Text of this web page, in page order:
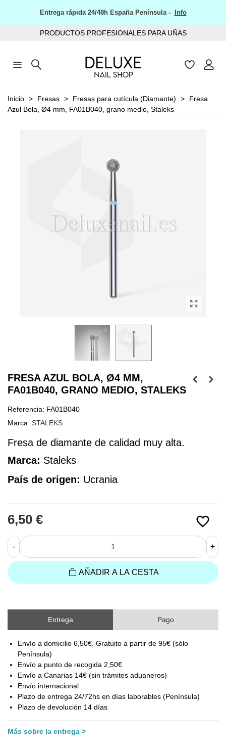
Entrega rápida 24/48h España Península - Info
PRODUCTOS PROFESIONALES PARA UÑAS
Inicio > Fresas > Fresas para cutícula (Diamante) >
Fresa
Azul Bola, Ø4 mm, FA01B040, grano medio, Staleks
FRESA AZUL BOLA, Ø4 MM,
FA01B040, GRANO MEDIO, STALEKS
Referencia: FA01B040
Marca: STALEKS
Fresa de diamante de calidad muy alta.
Marca: Staleks
País de origen: Ucrania
favorite_border
6,50 €
- +
AÑADIR A LA CESTA
Entrega Pago
Envío a domicilio 6,50€. Gratuito a partir de 95€ (sólo
Península)
Envío a punto de recogida 2,50€
Envío a Canarias 14€ (sin trámites aduaneros)
Envío internacional
Plazo de entrega 24/72hs en días laborables (Península)
Plazo de devolución 14 días
Más sobre la entrega